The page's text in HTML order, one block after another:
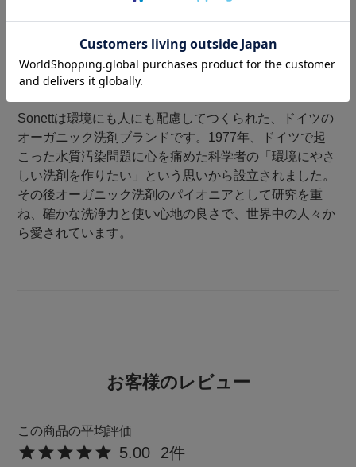
環境にやさしい洗浄剤を。Sonett(ソネット)
Sonettは環境にも人にも配慮してつくられた、ドイツの
オーガニック洗剤ブランドです。1977年、ドイツで起
こった水質汚染問題に心を痛めた科学者の「環境にやさ
しい洗剤を作りたい」という思いから設立されました。
その後オーガニック洗剤のパイオニアとして研究を重
ね、確かな洗浄力と使い心地の良さで、世界中の人々か
ら愛されています。
お客様のレビュー
5.00 2